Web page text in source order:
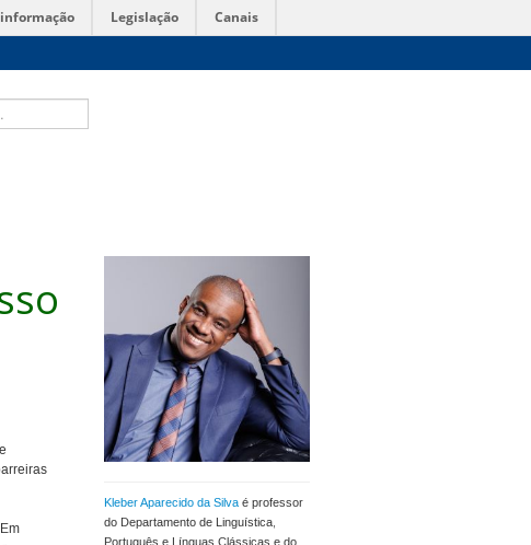
informação Legislação Canais
Kleber Aparecido da Silva é professor
do Departamento de Linguística,
Português e Línguas Clássicas e do